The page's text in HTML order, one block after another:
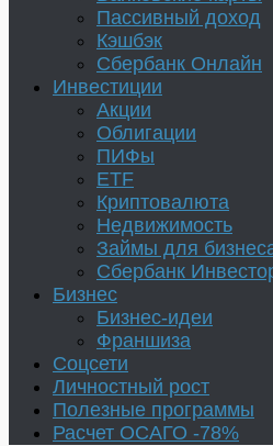
Пассивный доход
Кэшбэк
Сбербанк Онлайн
Инвестиции
Акции
Облигации
ПИФы
ETF
Криптовалюта
Недвижимость
Займы для
Сбербанк
Бизнес
Бизнес-идеи
Франшиза
Соцсети
Личностный рост
Полезные программы
Расчет ОСАГО -78%